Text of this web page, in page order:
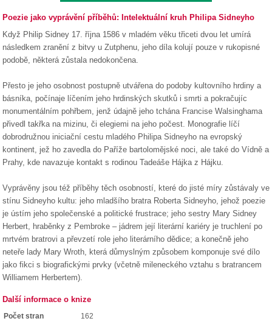
Poezie jako vyprávění příběhů: Intelektuální kruh Philipa Sidneyho
Když Philip Sidney 17. října 1586 v mladém věku třiceti dvou let umírá
následkem zranění z bitvy u Zutphenu, jeho díla kolují pouze v rukopisné
podobě, některá zůstala nedokončena.
Přesto je jeho osobnost postupně utvářena do podoby kultovního hrdiny a
básníka, počínaje líčením jeho hrdinských skutků i smrti a pokračujíc
monumentálním pohřbem, jenž údajně jeho tchána Francise Walsinghama
přivedl takřka na mizinu, či elegiemi na jeho počest. Monografie líčí
dobrodružnou iniciační cestu mladého Philipa Sidneyho na evropský
kontinent, jež ho zavedla do Paříže bartolomějské noci, ale také do Vídně a
Prahy, kde navazuje kontakt s rodinou Tadeáše Hájka z Hájku.
Vyprávěny jsou též příběhy těch osobností, které do jisté míry zůstávaly ve
stínu Sidneyho kultu: jeho mladšího bratra Roberta Sidneyho, jehož poezie
je ústím jeho společenské a politické frustrace; jeho sestry Mary Sidney
Herbert, hraběnky z Pembroke – jádrem její literární kariéry je truchlení po
mrtvém bratrovi a převzetí role jeho literárního dědice; a konečně jeho
neteře lady Mary Wroth, která důmyslným způsobem komponuje své dílo
jako fikci s biografickými prvky (včetně mileneckého vztahu s bratrancem
Williamem Herbertem).
Další informace o knize
Počet stran 162